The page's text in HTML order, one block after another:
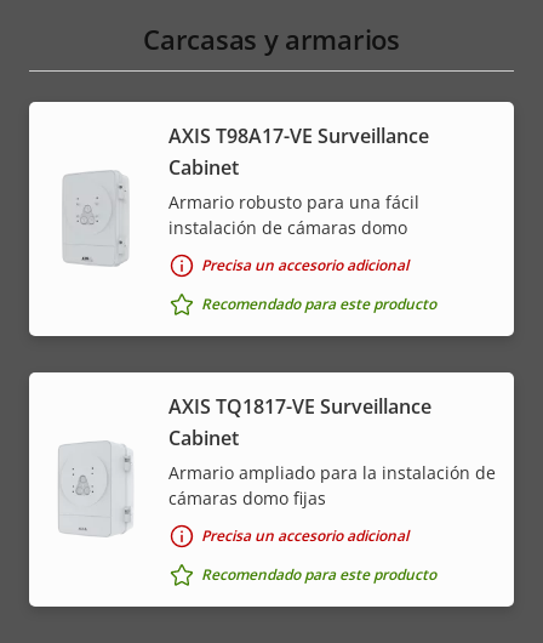
Carcasas y armarios
AXIS T98A17-VE Surveillance
Cabinet
Armario robusto para una fácil
instalación de cámaras domo
Precisa un accesorio adicional
Recomendado para este producto
AXIS TQ1817-VE Surveillance
Cabinet
Armario ampliado para la instalación de
cámaras domo fijas
Precisa un accesorio adicional
Recomendado para este producto